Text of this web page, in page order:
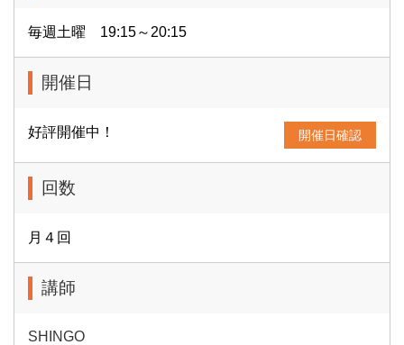
毎週土曜 19:15～20:15
開催日
好評開催中！ 開催日確認
回数
月４回
講師
SHINGO